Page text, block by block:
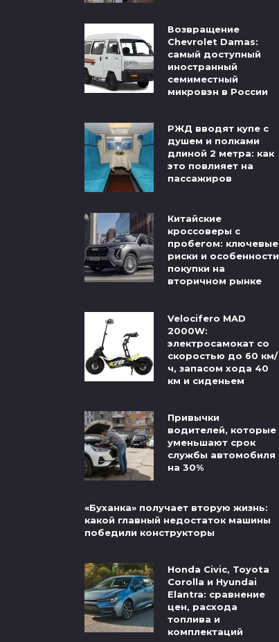
Возвращение
Chevrolet Damas:
самый доступный
иностранный
семиместный
микровэн в России
РЖД вводят купе с
душем и полками
длиной 2 метра: как
это повлияет на
пассажиров
Китайские
кроссоверы с
пробегом: ключевые
риски и особенности
покупки на
вторичном рынке
Velocifero MAD
2000W:
электросамокат со
скоростью до 60 км/
ч, запасом хода 40
км и сиденьем
Привычки
водителей, которые
уменьшают срок
службы автомобиля
на 30%
«Буханка» получает вторую жизнь:
какой главный недостаток машины
победили конструкторы
Honda Civic, Toyota
Corolla и Hyundai
Elantra: сравнение
цен, расхода
топлива и
комплектаций